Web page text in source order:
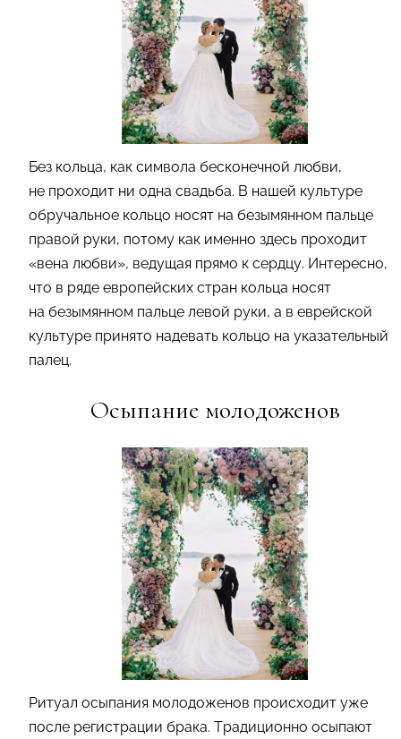
Без кольца, как символа бесконечной любви,
не проходит ни одна свадьба. В нашей культуре
обручальное кольцо носят на безымянном пальце
правой руки, потому как именно здесь проходит
«вена любви», ведущая прямо к сердцу. Интересно,
что в ряде европейских стран кольца носят
на безымянном пальце левой руки, а в еврейской
культуре принято надевать кольцо на указательный
палец.
Осыпание молодоженов
Ритуал осыпания молодоженов происходит уже
после регистрации брака. Традиционно осыпают